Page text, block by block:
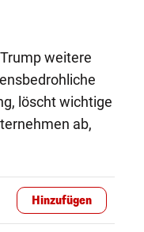
weitere
löscht wichtige
ab,
Hinzufügen